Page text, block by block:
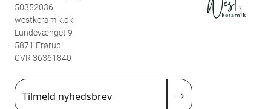
50352036
westkeramik.dk
Lundevænget 9
5871 Frørup
CVR 36361840
Tilmeld nyhedsbrev